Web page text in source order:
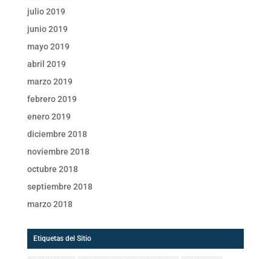
julio 2019
junio 2019
mayo 2019
abril 2019
marzo 2019
febrero 2019
enero 2019
diciembre 2018
noviembre 2018
octubre 2018
septiembre 2018
marzo 2018
Etiquetas del Sitio